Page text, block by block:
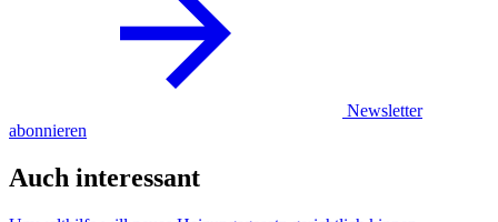
Newsletter
abonnieren
Auch interessant